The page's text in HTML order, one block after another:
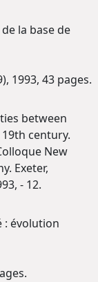
la base de
1993, 43 pages.
between
century.
New
Exeter,
- 12.
: évolution